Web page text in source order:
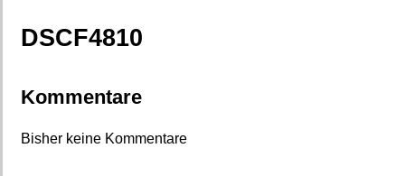
DSCF4810
Kommentare
Bisher keine Kommentare